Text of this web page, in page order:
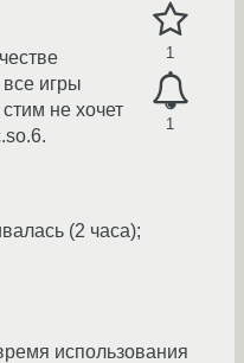
1
1
все игры
не хочет
(2 часа);
использования